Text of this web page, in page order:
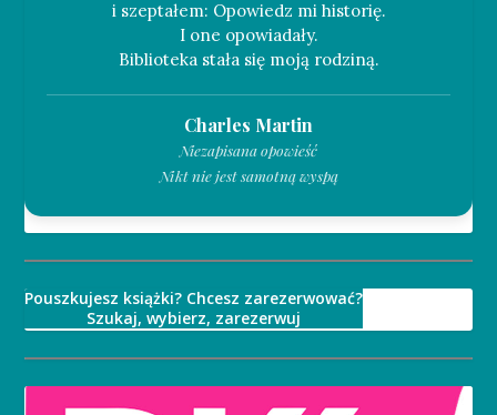
i szeptałem: Opowiedz mi historię.
I one opowiadały.
Charles Martin
Niezapisana opowieść
Nikt nie jest samotną wyspą
Pouszkujesz książki? Chcesz zarezerwować?
Szukaj, wybierz, zarezerwuj